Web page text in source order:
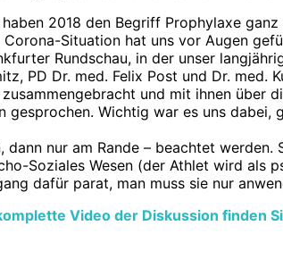
2018 den Begriff Prophylaxe
Situation hat uns vor Augen
Rundschau, in der unser
PD Dr. med. Felix Post und Dr.
und mit ihnen über
Wichtig war es uns
nur am Rande – beachtet
Soziales Wesen (der Athlet wird
dafür parat, man muss sie nur
Video der Diskussion finden